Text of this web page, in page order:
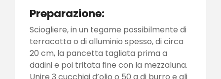
Preparazione:
Sciogliere, in un tegame possibilmente di
terracotta o di alluminio spesso, di circa
20 cm, la pancetta tagliata prima a
dadini e poi tritata fine con la mezzaluna.